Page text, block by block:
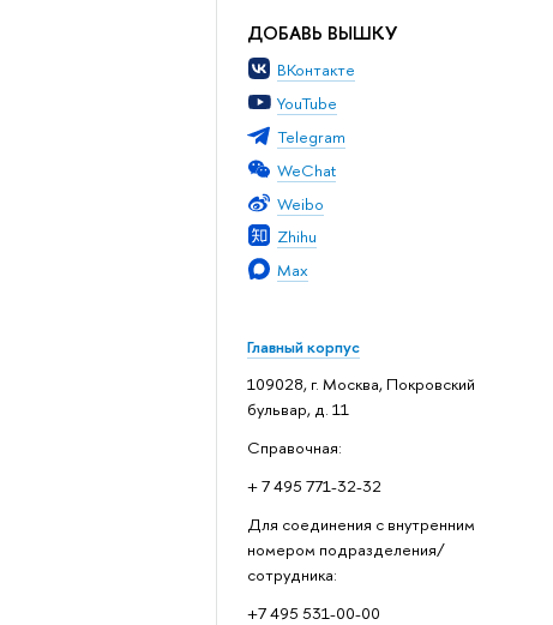
ДОБАВЬ ВЫШКУ
ВКонтакте
YouTube
Telegram
WeChat
Weibo
Zhihu
Max
Главный корпус
109028, г. Москва, Покровский
бульвар, д. 11
Справочная:
+ 7 495 771-32-32
Для соединения с внутренним
номером подразделения/
сотрудника:
+7 495 531-00-00